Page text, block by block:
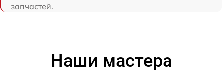
запчастей.
Наши мастера